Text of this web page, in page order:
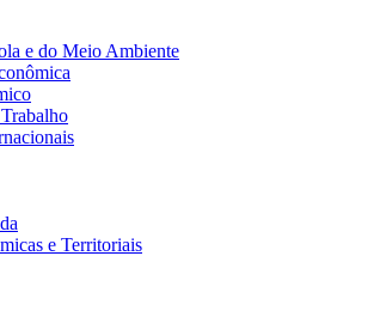
e do Meio Ambiente
e Territoriais